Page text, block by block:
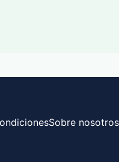
Sobre nosotros